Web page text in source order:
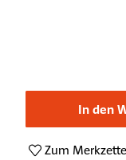
In den
Zum